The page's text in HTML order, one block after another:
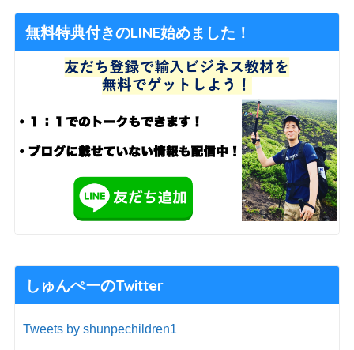
無料特典付きのLINE始めました！
しゅんぺーのTwitter
Tweets by shunpechildren1